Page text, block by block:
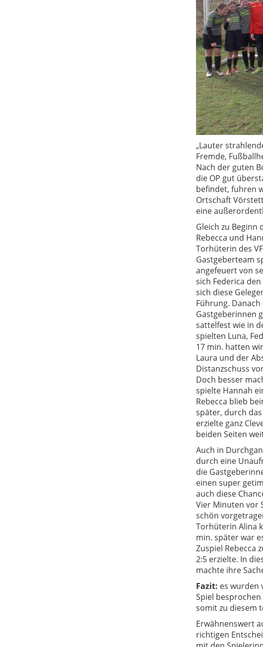
„Lauter
Fremde,
Nach der guten
die OP gut
befindet, fuhren
Ortschaft
eine
Gleich zu Beginn
Rebecca und
Torhüterin des
Gastgeberteam
angefeuert von
sich Federica
sich diese
Führung.
Gastgeberinnen
sattelfest wie in
spielten Luna,
17 min. hatten
Laura und der
Distanzschuss
Doch besser
spielte Hannah
Rebecca blieb
später, durch
erzielte ganz
beiden Seiten
Auch in
durch eine
die
einen super
auch diese
Vier Minuten vor
schön
Torhüterin Alina
min. später war
Zuspiel Rebecca
2:5 erzielte. In
machte ihre
Fazit: es wurden
Spiel
somit zu diesem
Erwähnenswert
richtigen